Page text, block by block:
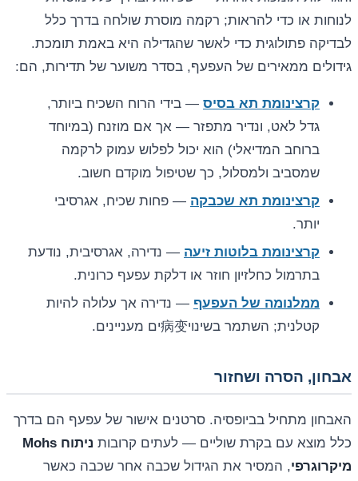
לנוחות או כדי להראות; רקמה מוסרת שולחה בדרך כלל
לבדיקה פתולוגית כדי לאשר שהגדילה היא באמת תומכת.
גידולים ממאירים של העפעף, בסדר משוער של תדירות, הם:
קרצינומת תא בסיס — בידי הרוח השכיח ביותר,
גדל לאט, ונדיר מתפזר — אך אם מוזנח (במיוחד
ברוחב המדיאלי) הוא יכול לפלוש עמוק לרקמה
שמסביב ולמסלול, כך שטיפול מוקדם חשוב.
קרצינומת תא שכבקה — פחות שכיח, אגרסיבי
יותר.
קרצינומת בלוטות זיעה — נדירה, אגרסיבית, נודעת
בתרמול כחלזיון חוזר או דלקת עפעף כרונית.
ממלנומה של העפעף — נדירה אך עלולה להיות
קטלנית; השתמר בשינוי病变ים מעניינים.
אבחון, הסרה ושחזור
האבחון מתחיל בביופסיה. סרטנים אישור של עפעף הם בדרך
כלל מוצא עם בקרת שוליים — לעתים קרובות
ניתוח Mohs
מיקרוגרפי, המסיר את הגידול שכבה אחר שכבה כאשר